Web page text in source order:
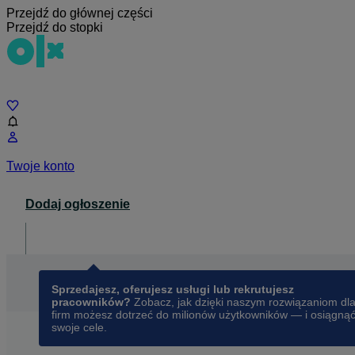
Przejdź do głównej części
Przejdź do stopki
Twoje konto
Dodaj ogłoszenie
Sprzedajesz, oferujesz usługi lub rekrutujesz
pracowników? Zobacz, jak dzięki naszym rozwiązaniom dla
firm możesz dotrzeć do milionów użytkowników — i osiągnąć
swoje cele.